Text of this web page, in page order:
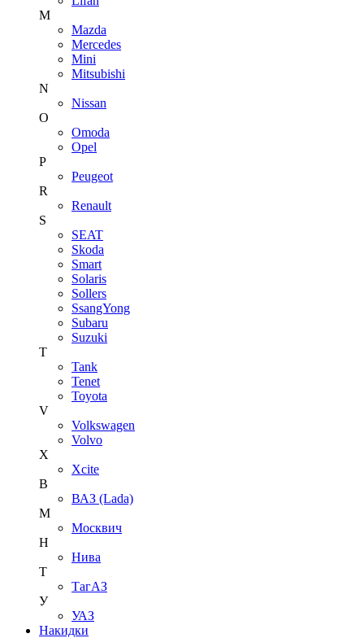
M
Mazda
Mercedes
Mini
Mitsubishi
N
Nissan
O
Omoda
Opel
P
Peugeot
R
Renault
S
SEAT
Skoda
Smart
Solaris
Sollers
SsangYong
Subaru
Suzuki
T
Tank
Tenet
Toyota
V
Volkswagen
Volvo
X
Xcite
В
ВАЗ (Lada)
М
Москвич
Н
Нива
Т
ТагАЗ
У
УАЗ
Накидки